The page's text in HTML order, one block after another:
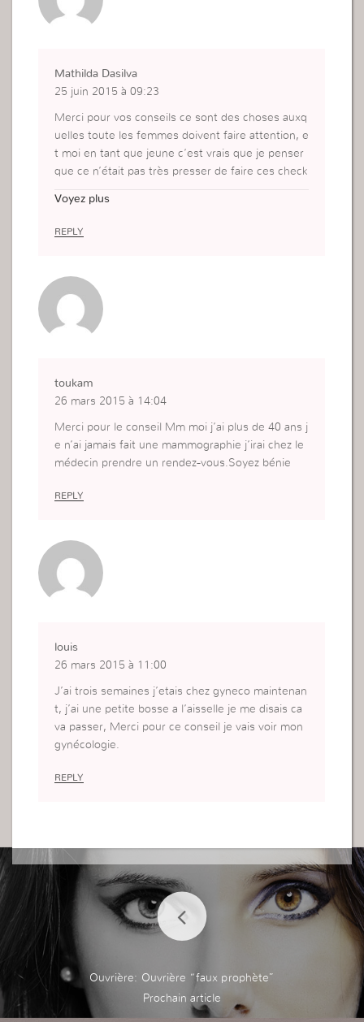
Mathilda Dasilva
25 juin 2015 à 09:23
Merci pour vos conseils ce sont des choses auxq
uelles toute les femmes doivent faire attention, e
t moi en tant que jeune c’est vrais que je penser
que ce n’était pas très presser de faire ces check
beaucoup plus attention.
Voyez plus
REPLY
toukam
26 mars 2015 à 14:04
Merci pour le conseil Mm moi j’ai plus de 40 ans j
e n’ai jamais fait une mammographie j’irai chez le
médecin prendre un rendez-vous.Soyez bénie
REPLY
louis
26 mars 2015 à 11:00
J’ai trois semaines j’etais chez gyneco maintenan
t, j’ai une petite bosse a l’aisselle je me disais ca
va passer, Merci pour ce conseil je vais voir mon
gynécologie.
REPLY
Ouvrière: Ouvrière “faux prophète”